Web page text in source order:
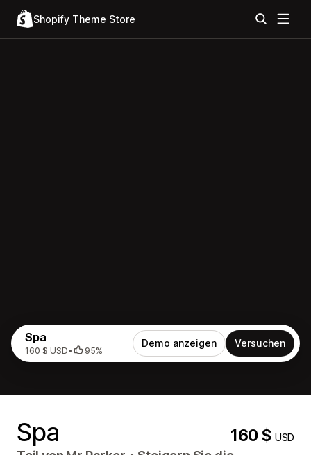
Shopify Theme Store
Spa
160 $ USD• 95%
Demo anzeigen Versuchen
Spa 160 $USD